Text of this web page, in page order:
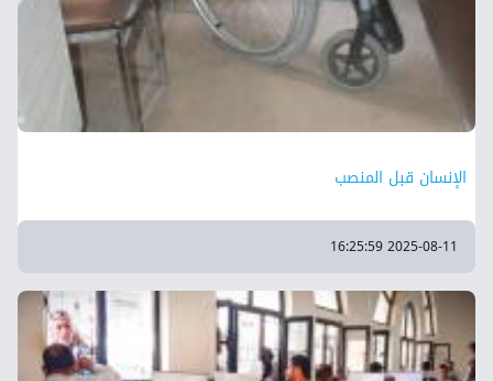
الإنسان قبل المنصب
2025-08-11 16:25:59